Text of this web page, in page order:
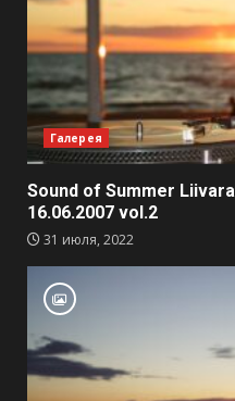
Галерея
Sound of Summer
16.06.2007 vol.2
31 июля, 2022